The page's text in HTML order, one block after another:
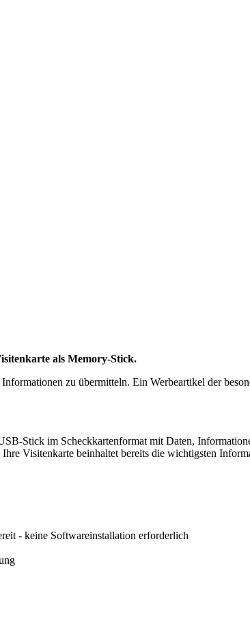
als Memory-Stick.
zu übermitteln. Ein Werbeartikel der
Stick im Scheckkartenformat mit Daten,
Visitenkarte beinhaltet bereits die wichtigsten
- keine Softwareinstallation erforderlich